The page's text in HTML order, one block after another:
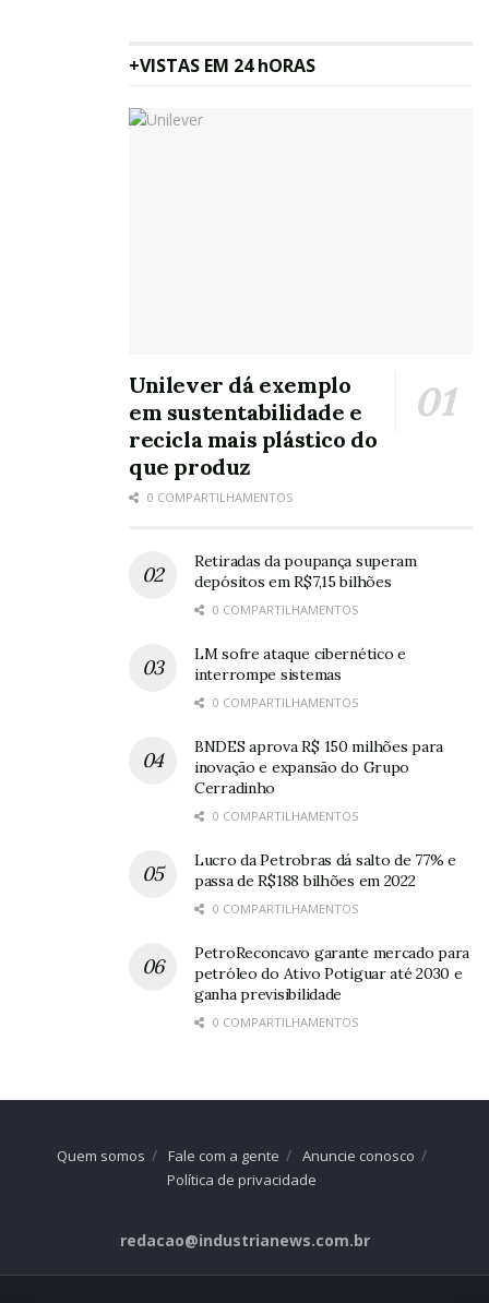
+VISTAS EM 24 hORAS
Unilever dá exemplo
em sustentabilidade e
recicla mais plástico do
que produz
0 COMPARTILHAMENTOS
Retiradas da poupança superam
depósitos em R$7,15 bilhões
0 COMPARTILHAMENTOS
LM sofre ataque cibernético e
interrompe sistemas
0 COMPARTILHAMENTOS
BNDES aprova R$ 150 milhões para
inovação e expansão do Grupo
Cerradinho
0 COMPARTILHAMENTOS
Lucro da Petrobras dá salto de 77% e
passa de R$188 bilhões em 2022
0 COMPARTILHAMENTOS
PetroReconcavo garante mercado para
petróleo do Ativo Potiguar até 2030 e
ganha previsibilidade
0 COMPARTILHAMENTOS
Quem somos Fale com a gente
Anuncie conosco
Política de privacidade
redacao@industrianews.com.br